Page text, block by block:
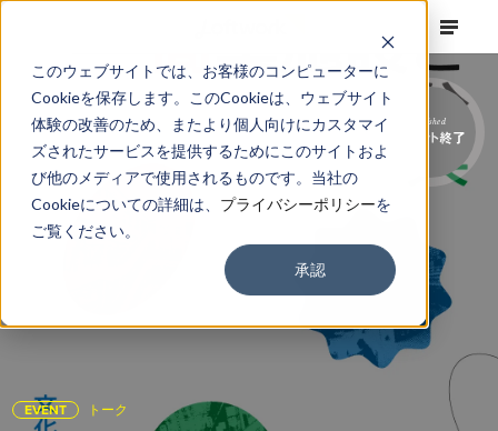
このウェブサイトでは、お客様のコンピューターに
Cookieを保存します。このCookieは、ウェブサイト
体験の改善のため、またより個人向けにカスタマイ
ズされたサービスを提供するためにこのサイトおよ
び他のメディアで使用されるものです。当社の
Cookieについての詳細は、 プライバシーポリシーを
ご覧ください。
承認
EVENT トーク
Finished
イベント終了